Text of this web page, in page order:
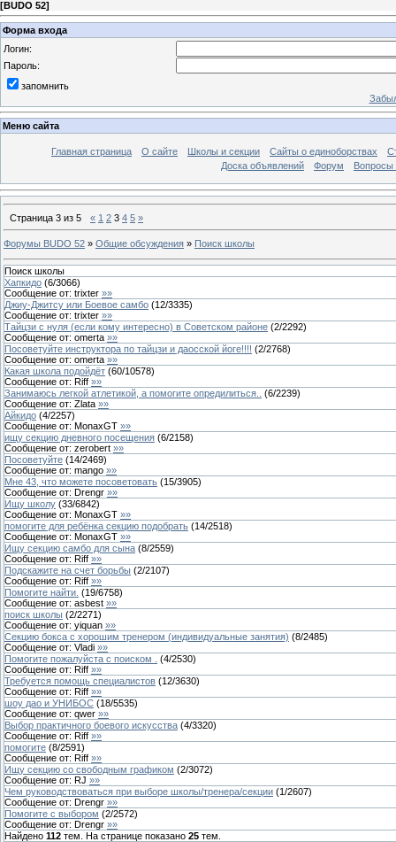
[BUDO 52]
Форма входа
Логин:
Пароль:
запомнить
Меню сайта
Главная страница О сайте Школы и секции Сайты о единоборствах
Доска объявлений
Форум Вопросы
Страница 3 из 5 « 1 2 3 4 5 »
Форумы BUDO 52 » Общие обсуждения » Поиск школы
Поиск школы
Хапкидо (6/3066)
Сообщение от: trixter »»
Джиу-Джитсу или Боевое самбо (12/3335)
Сообщение от: trixter »»
Тайцзи с нуля (если кому интересно) в Советском районе (2/2292)
Сообщение от: omerta »»
Посоветуйте инструктора по тайцзи и даосской йоге!!!! (2/2768)
Сообщение от: omerta »»
Какая школа подойдёт (60/10578)
Сообщение от: Riff »»
Занимаюсь легкой атлетикой, а помогите опредилиться..
(6/2239)
Сообщение от: Zlata »»
Айкидо (4/2257)
Сообщение от: MonaxGT »»
ищу секцию дневного посещения (6/2158)
Сообщение от: zerobert »»
Посоветуйте (14/2469)
Сообщение от: mango »»
Мне 43, что можете посоветовать (15/3905)
Сообщение от: Drengr »»
Ищу школу (33/6842)
Сообщение от: MonaxGT »»
помогите для ребёнка секцию подобрать (14/2518)
Сообщение от: MonaxGT »»
Ищу секцию самбо для сына (8/2559)
Сообщение от: Riff »»
Подскажите на счет борьбы (2/2107)
Сообщение от: Riff »»
Помогите найти. (19/6758)
Сообщение от: asbest »»
поиск школы (2/2271)
Сообщение от: yiquan »»
Секцию бокса с хорошим тренером (индивидуальные занятия) (8/2485)
Сообщение от: Vladi »»
Помогите пожалуйста с поиском .
(4/2530)
Сообщение от: Riff »»
Требуется помощь специалистов (12/3630)
Сообщение от: Riff »»
шоу дао и УНИБОС (18/5535)
Сообщение от: qwer »»
Выбор практичного боевого искусства (4/3320)
Сообщение от: Riff »»
помогите (8/2591)
Сообщение от: Riff »»
Ищу секцию со свободным графиком (2/3072)
Сообщение от: RJ »»
Чем руководствоваться при выборе школы/тренера/секции (1/2607)
Сообщение от: Drengr »»
Помогите с выбором (2/2572)
Сообщение от: Drengr »»
Найдено 112 тем. На странице показано 25 тем.